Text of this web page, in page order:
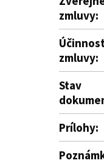
zmluvy:
zmluvy:
Stav
Prílohy: